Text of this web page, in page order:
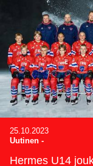
25.10.2023
Uutinen -
Hermes U14